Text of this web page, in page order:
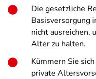
Die gesetzliche
Basisversorgung
nicht ausreichen,
Alter zu halten.
Kümmern Sie
private